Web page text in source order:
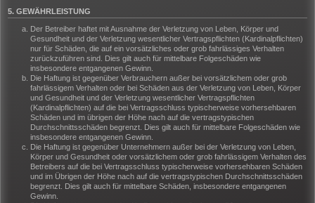
5. GEWÄHRLEISTUNG
Der Betreiber haftet mit Ausnahme der Verletzung von Leben, Körper und
Gesundheit und der Verletzung wesentlicher Vertragspflichten (Kardinalpflichten)
nur für Schäden, die auf ein vorsätzliches oder grob fahrlässiges Verhalten
zurückzuführen sind. Dies gilt auch für mittelbare Folgeschäden wie
insbesondere entgangenen Gewinn.
Die Haftung ist gegenüber Verbrauchern außer bei vorsätzlichem oder grob
fahrlässigem Verhalten oder bei Schäden aus der Verletzung von Leben, Körper
und Gesundheit und der Verletzung wesentlicher Vertragspflichten
(Kardinalpflichten) auf die bei Vertragsschluss typischerweise vorhersehbaren
Schäden und im übrigen der Höhe nach auf die vertragstypischen
Durchschnittsschäden begrenzt. Dies gilt auch für mittelbare Folgeschäden wie
insbesondere entgangenen Gewinn.
Die Haftung ist gegenüber Unternehmern außer bei der Verletzung von Leben,
Körper und Gesundheit oder vorsätzlichem oder grob fahrlässigem Verhalten des
Betreibers auf die bei Vertragsschluss typischerweise vorhersehbaren Schäden
und im Übrigen der Höhe nach auf die vertragstypischen Durchschnittsschäden
begrenzt. Dies gilt auch für mittelbare Schäden, insbesondere entgangenen
Gewinn.